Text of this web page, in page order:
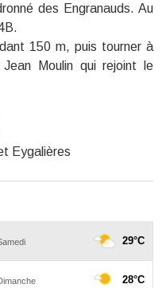
des Engranauds. Au
150 m, puis tourner à
Moulin qui rejoint le
Eygalières